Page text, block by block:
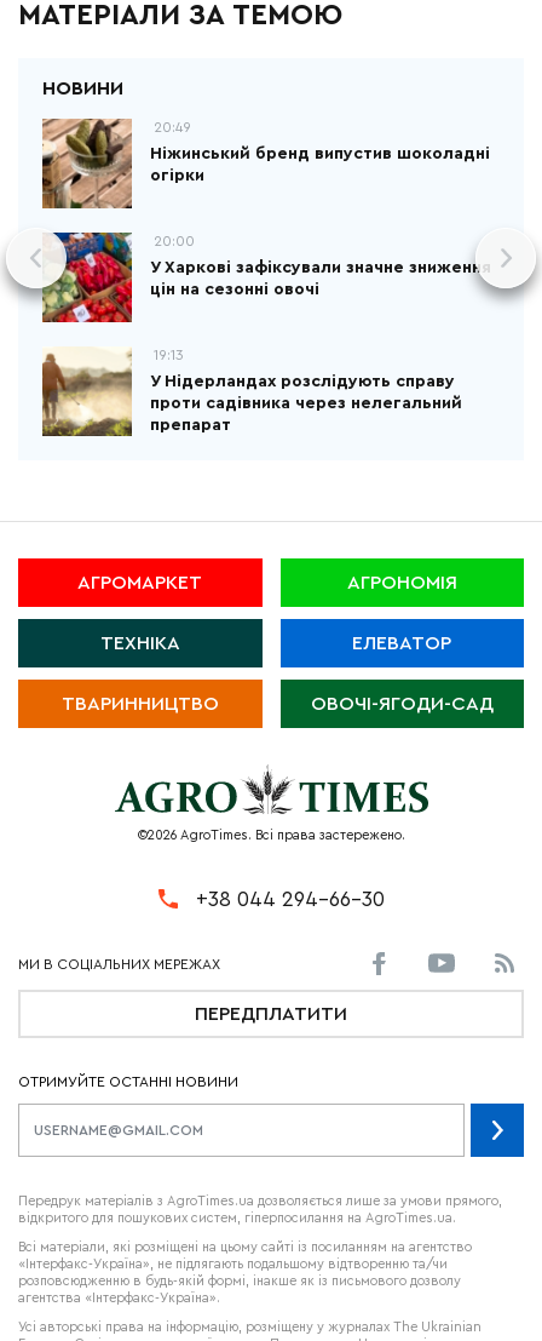
МАТЕРІАЛИ ЗА ТЕМОЮ
20:49
Ніжинський бренд випустив шоколадні
огірки
20:00
У Харкові зафіксували значне зниження
цін на сезонні овочі
19:13
У Нідерландах розслідують справу
проти садівника через нелегальний
препарат
АГРОМАРКЕТ АГРОНОМІЯ
ТЕХНІКА ЕЛЕВАТОР
ТВАРИННИЦТВО ОВОЧІ-ЯГОДИ-САД
©2026 AgroTimes. Всі права застережено.
+38 044 294-66-30
ПЕРЕДПЛАТИТИ
ОТРИМУЙТЕ ОСТАННІ НОВИНИ
Передрук матеріалів з AgroTimes.ua дозволяється лише за умови прямого,
відкритого для пошукових систем, гіперпосилання на AgroTimes.ua.
Всі матеріали, які розміщені на цьому сайті із посиланням на агентство
«Інтерфакс-Україна», не підлягають подальшому відтворенню та/чи
розповсюдженню в будь-якій формі, інакше як із письмового дозволу
агентства «Інтерфакс-Україна».
Усі авторські права на інформацію, розміщену у журналах The Ukrainian